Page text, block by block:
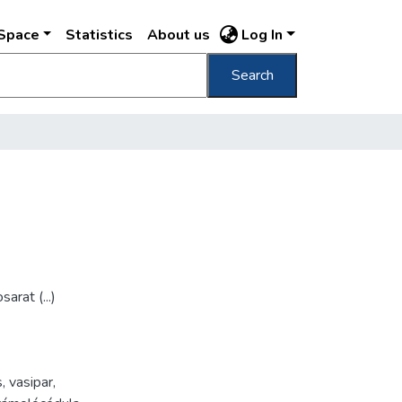
Statistics About us Log In
Search
(...)
, vasipar,